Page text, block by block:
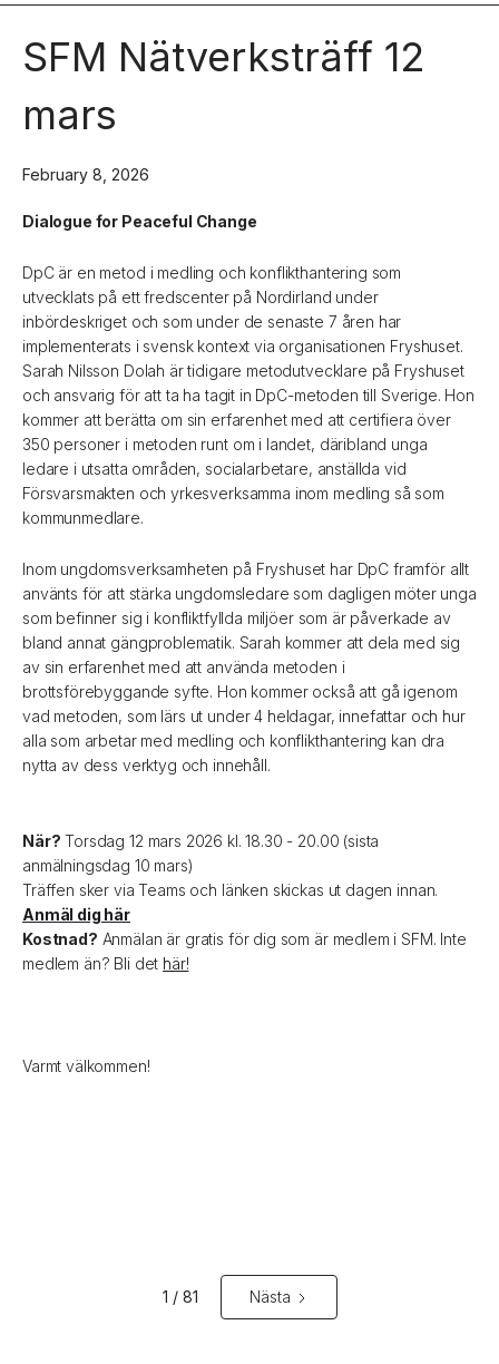
SFM Nätverksträff 12
mars
February 8, 2026
Dialogue for Peaceful Change
DpC är en metod i medling och konflikthantering som
utvecklats på ett fredscenter på Nordirland under
inbördeskriget och som under de senaste 7 åren har
implementerats i svensk kontext via organisationen Fryshuset.
Sarah Nilsson Dolah är tidigare metodutvecklare på Fryshuset
och ansvarig för att ta ha tagit in DpC-metoden till Sverige. Hon
kommer att berätta om sin erfarenhet med att certifiera över
350 personer i metoden runt om i landet, däribland unga
ledare i utsatta områden, socialarbetare, anställda vid
Försvarsmakten och yrkesverksamma inom medling så som
kommunmedlare.
Inom ungdomsverksamheten på Fryshuset har DpC framför allt
använts för att stärka ungdomsledare som dagligen möter unga
som befinner sig i konfliktfyllda miljöer som är påverkade av
bland annat gängproblematik. Sarah kommer att dela med sig
av sin erfarenhet med att använda metoden i
brottsförebyggande syfte. Hon kommer också att gå igenom
vad metoden, som lärs ut under 4 heldagar, innefattar och hur
alla som arbetar med medling och konflikthantering kan dra
nytta av dess verktyg och innehåll.
När? Torsdag 12 mars 2026 kl. 18.30 - 20.00 (sista
anmälningsdag 10 mars)
Träffen sker via Teams och länken skickas ut dagen innan.
Anmäl dig här
Kostnad? Anmälan är gratis för dig som är medlem i SFM. Inte
medlem än? Bli det här!
Varmt välkommen!
1 / 81 Nästa